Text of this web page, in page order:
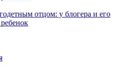
отцом: у блогера и его